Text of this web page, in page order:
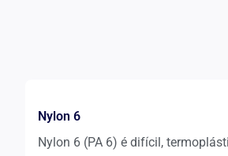
Nylon 6
Nylon 6 (PA 6) é difícil,